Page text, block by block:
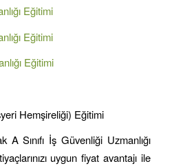
Eğitimi
Eğitimi
Eğitimi
Hemşireliği) Eğitimi
A Sınıfı İş Güvenliği Uzmanlığı
uygun fiyat avantajı ile